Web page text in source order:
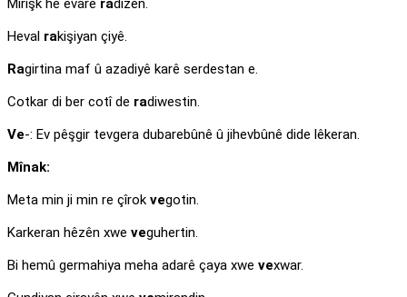
Mirîşk hê êvare radizên.
Heval rakişiyan çiyê.
Ragirtina maf û azadiyê karê serdestan e.
Cotkar di ber cotî de radiwestin.
Ve-: Ev pêşgir tevgera dubarebûnê û jihevbûnê dide lêkeran.
Mînak:
Meta min ji min re çîrok vegotin.
Karkeran hêzên xwe veguhertin.
Bi hemû germahiya meha adarê çaya xwe vexwar.